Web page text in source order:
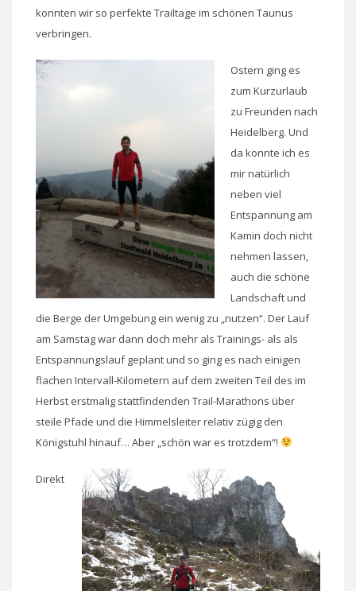
konnten wir so perfekte Trailtage im schönen Taunus
verbringen.
Ostern ging es
zum Kurzurlaub
zu Freunden nach
Heidelberg. Und
da konnte ich es
mir natürlich
neben viel
Entspannung am
Kamin doch nicht
nehmen lassen,
auch die schöne
Landschaft und
die Berge der Umgebung ein wenig zu „nutzen“. Der Lauf
am Samstag war dann doch mehr als Trainings- als als
Entspannungslauf geplant und so ging es nach einigen
flachen Intervall-Kilometern auf dem zweiten Teil des im
Herbst erstmalig stattfindenden Trail-Marathons über
steile Pfade und die Himmelsleiter relativ zügig den
Königstuhl hinauf… Aber „schön war es trotzdem“!
Direkt